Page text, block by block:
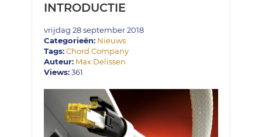
INTRODUCTIE
vrijdag 28 september 2018
Categorieën: Nieuws
Tags:Chord Company
Auteur: Max Delissen
Views:361